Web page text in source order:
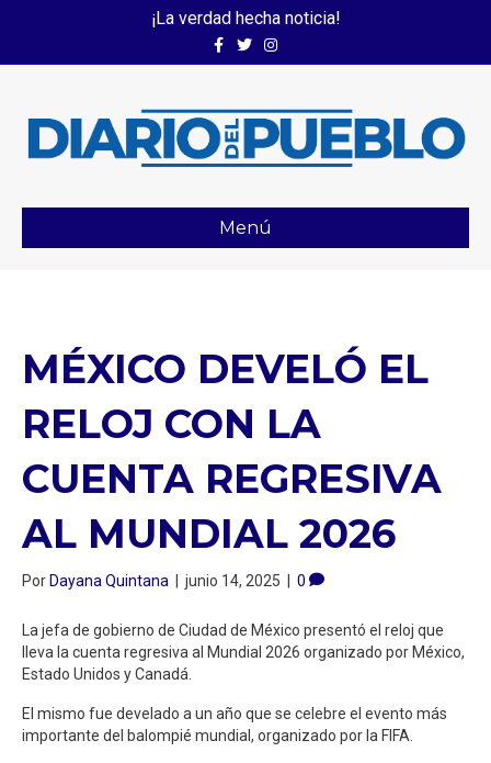
¡La verdad hecha noticia!
FacebookTwitterInstagram
Menú
MÉXICO DEVELÓ EL
RELOJ CON LA
CUENTA REGRESIVA
AL MUNDIAL 2026
PorDayana Quintana | junio 14, 2025 | 0
La jefa de gobierno de Ciudad de México presentó el reloj que
lleva la cuenta regresiva al Mundial 2026 organizado por México,
Estado Unidos y Canadá.
El mismo fue develado a un año que se celebre el evento más
importante del balompié mundial, organizado por la FIFA.